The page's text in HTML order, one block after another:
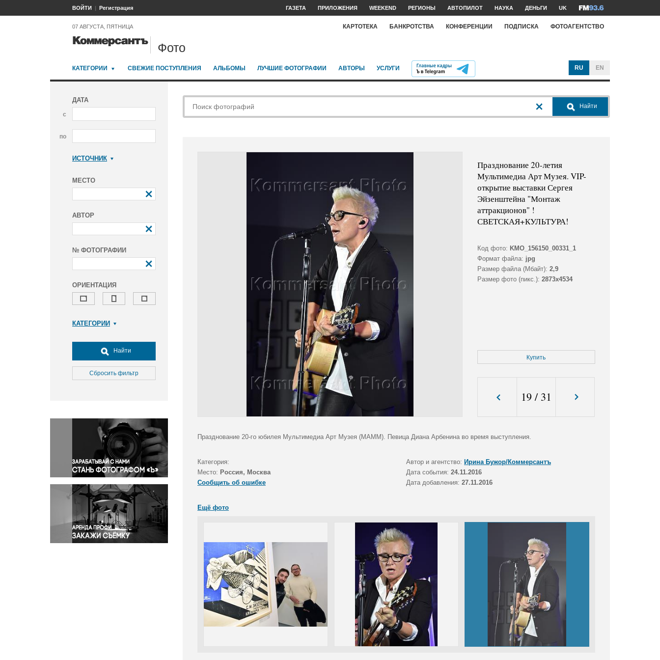
ВОЙТИ Регистрация ГАЗЕТА ПРИЛОЖЕНИЯ WEEKEND РЕГИОНЫ АВТОПИЛОТ НАУКА ДЕНЬГИ UK
07 АВГУСТА, ПЯТНИЦА КАРТОТЕКА БАНКРОТСТВА КОНФЕРЕНЦИИ ПОДПИСКА ФОТОАГЕНТСТВО
Фото
КАТЕГОРИИ СВЕЖИЕ ПОСТУПЛЕНИЯ АЛЬБОМЫ ЛУЧШИЕ ФОТОГРАФИИ АВТОРЫ УСЛУГИ RU EN
ДАТА
с
по
ИСТОЧНИК
МЕСТО
АВТОР
№ ФОТОГРАФИИ
ОРИЕНТАЦИЯ
КАТЕГОРИИ
Досуг, туризм и отдых
Культура
Медицина
Окружающая среда
Политика
Правосудие
Происшествия и конфликты
Религия
Светская жизнь
Спорт
Экология
Экономика и бизнес
Найти
Сбросить фильтр
Найти
Празднование 20-летия
Мультимедиа Арт Музея. VIP-
открытие выставки Сергея
Эйзенштейна "Монтаж
аттракционов" !
СВЕТСКАЯ+КУЛЬТУРА!
Код фото: KMO_156150_00331_1
Формат файла: jpg
Размер файла (Мбайт): 2,9
Размер фото (пикс.): 2873x4534
Купить
19 / 31
Празднование 20-го юбилея Мультимедиа Арт Музея (МАММ). Певица Диана Арбенина во время выступления.
Категория: Автор и агентство: Ирина Бужор/Коммерсантъ
Место: Россия, Москва Дата события: 24.11.2016
Сообщить об ошибке
Дата добавления: 27.11.2016
Ещё фото